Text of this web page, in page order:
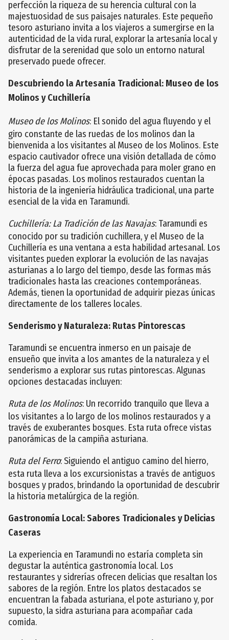
perfección la riqueza de su herencia cultural con la
majestuosidad de sus paisajes naturales. Este pequeño
tesoro asturiano invita a los viajeros a sumergirse en la
autenticidad de la vida rural, explorar la artesanía local y
disfrutar de la serenidad que solo un entorno natural
preservado puede ofrecer.
Descubriendo la Artesanía Tradicional: Museo de los
Molinos y Cuchillería
Museo de los Molinos: El sonido del agua fluyendo y el
giro constante de las ruedas de los molinos dan la
bienvenida a los visitantes al Museo de los Molinos. Este
espacio cautivador ofrece una visión detallada de cómo
la fuerza del agua fue aprovechada para moler grano en
épocas pasadas. Los molinos restaurados cuentan la
historia de la ingeniería hidráulica tradicional, una parte
esencial de la vida en Taramundi.
Cuchillería: La Tradición de las Navajas: Taramundi es
conocido por su tradición cuchillera, y el Museo de la
Cuchillería es una ventana a esta habilidad artesanal. Los
visitantes pueden explorar la evolución de las navajas
asturianas a lo largo del tiempo, desde las formas más
tradicionales hasta las creaciones contemporáneas.
Además, tienen la oportunidad de adquirir piezas únicas
directamente de los talleres locales.
Senderismo y Naturaleza: Rutas Pintorescas
Taramundi se encuentra inmerso en un paisaje de
ensueño que invita a los amantes de la naturaleza y el
senderismo a explorar sus rutas pintorescas. Algunas
opciones destacadas incluyen:
Ruta de los Molinos: Un recorrido tranquilo que lleva a
los visitantes a lo largo de los molinos restaurados y a
través de exuberantes bosques. Esta ruta ofrece vistas
panorámicas de la campiña asturiana.
Ruta del Ferro: Siguiendo el antiguo camino del hierro,
esta ruta lleva a los excursionistas a través de antiguos
bosques y prados, brindando la oportunidad de descubrir
la historia metalúrgica de la región.
Gastronomía Local: Sabores Tradicionales y Delicias
Caseras
La experiencia en Taramundi no estaría completa sin
degustar la auténtica gastronomía local. Los
restaurantes y sidrerías ofrecen delicias que resaltan los
sabores de la región. Entre los platos destacados se
encuentran la fabada asturiana, el pote asturiano y, por
supuesto, la sidra asturiana para acompañar cada
comida.